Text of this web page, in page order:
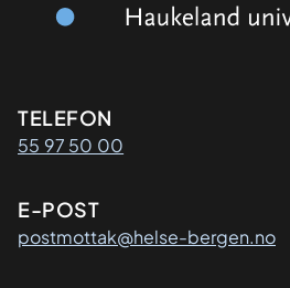
Kontaktinformasjon
TELEFON
55 97 50 00
E-POST
postmottak@helse-bergen.no